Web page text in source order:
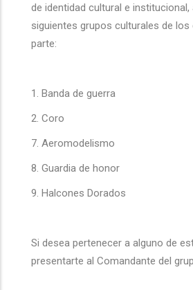
de identidad cultural e
siguientes grupos culturales de
parte:
1. Banda de guerra
2. Coro
7. Aeromodelismo
8. Guardia de honor
9. Halcones Dorados
Si desea pertenecer a alguno de
presentarte al Comandante del